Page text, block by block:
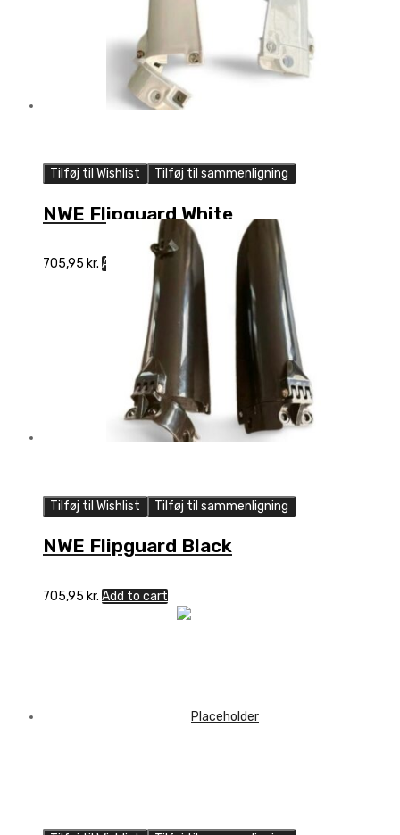
Tilføj til Wishlist Tilføj til sammenligning
NWE Flipguard White
705,95 kr. Add to cart
Tilføj til Wishlist Tilføj til sammenligning
NWE Flipguard Black
705,95 kr. Add to cart